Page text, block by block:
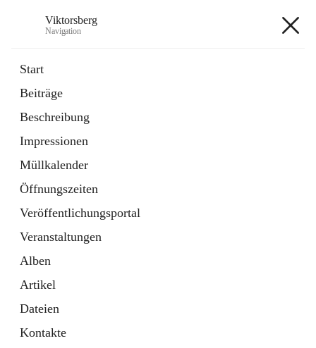
Viktorsberg
Navigation
Start
Beiträge
Beschreibung
Impressionen
Müllkalender
Öffnungszeiten
Veröffentlichungsportal
Veranstaltungen
Alben
Artikel
Dateien
Kontakte
1 Schnellzugriff
Bürgerservice
10 Schnellzugriffe